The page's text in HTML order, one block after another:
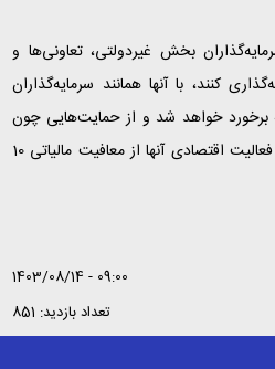
بخش غیردولتی، تعاونی‌ها و
کنند، با آنها همانند سرمایه‌گذاران
برخورد خواهد شد و از حمایت‌هایی چون
تسهیلات ارزان قیمت، برخورداری فعالیت اقتصادی آنها از معافیت مالیاتی 10
1403/08/14 - 09:00
تعداد بازدید: 851